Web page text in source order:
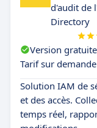
d'audit de
Directory
Version gratuite
Tarif sur demande
Solution IAM de
et des accès.
temps réel,